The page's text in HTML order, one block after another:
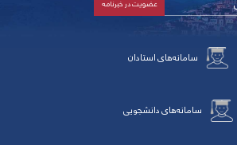
سامانه‌های استادان
سامانه‌های دانشجویی